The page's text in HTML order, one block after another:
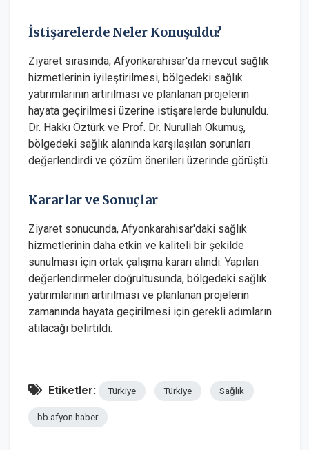
İstişarelerde Neler Konuşuldu?
Ziyaret sırasında, Afyonkarahisar'da mevcut sağlık
hizmetlerinin iyileştirilmesi, bölgedeki sağlık
yatırımlarının artırılması ve planlanan projelerin
hayata geçirilmesi üzerine istişarelerde bulunuldu.
Dr. Hakkı Öztürk ve Prof. Dr. Nurullah Okumuş,
bölgedeki sağlık alanında karşılaşılan sorunları
değerlendirdi ve çözüm önerileri üzerinde görüştü.
Kararlar ve Sonuçlar
Ziyaret sonucunda, Afyonkarahisar'daki sağlık
hizmetlerinin daha etkin ve kaliteli bir şekilde
sunulması için ortak çalışma kararı alındı. Yapılan
değerlendirmeler doğrultusunda, bölgedeki sağlık
yatırımlarının artırılması ve planlanan projelerin
zamanında hayata geçirilmesi için gerekli adımların
atılacağı belirtildi.
Etiketler: Türkiye Türkiye Sağlık
bb afyon haber